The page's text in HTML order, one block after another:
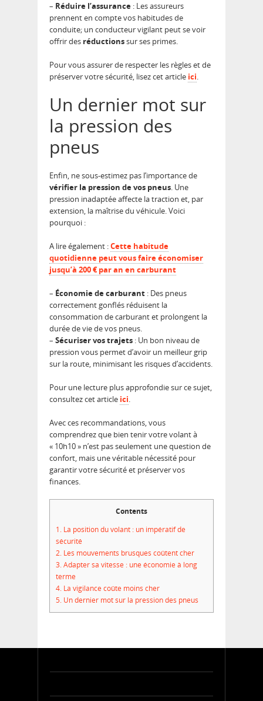
– Réduire l’assurance : Les assureurs
prennent en compte vos habitudes de
conduite; un conducteur vigilant peut se voir
offrir des réductionssur ses primes.
Pour vous assurer de respecter les règles et de
préserver votre sécurité, lisez cet article ici.
Un dernier mot sur
la pression des
pneus
Enfin, ne sous-estimez pas l’importance de
vérifier la pression de vos pneus. Une
pression inadaptée affecte la traction et, par
extension, la maîtrise du véhicule. Voici
pourquoi :
A lire également :Cette habitude
quotidienne peut vous faire économiser
jusqu’à 200 € par an en carburant
– Économie de carburant : Des pneus
correctement gonflés réduisent la
consommation de carburant et prolongent la
durée de vie de vos pneus.
– Sécuriser vos trajets : Un bon niveau de
pression vous permet d’avoir un meilleur grip
sur la route, minimisant les risques d’accidents.
Pour une lecture plus approfondie sur ce sujet,
consultez cet article ici.
Avec ces recommandations, vous
comprendrez que bien tenir votre volant à
« 10h10 » n’est pas seulement une question de
confort, mais une véritable nécessité pour
garantir votre sécurité et préserver vos
finances.
Contents
1. La position du volant : un impératif de
sécurité
2. Les mouvements brusques coûtent cher
3.Adapter sa vitesse : une économie à long
terme
4. La vigilance coûte moins cher
5. Un dernier mot sur la pression des pneus